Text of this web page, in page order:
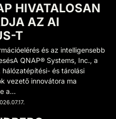
HIVATALOSAN
AZ AI
T
és az intelligensebb
QNAP® Systems, Inc., a
hálózatépítési- és tárolási
vezető innovátora ma
a…